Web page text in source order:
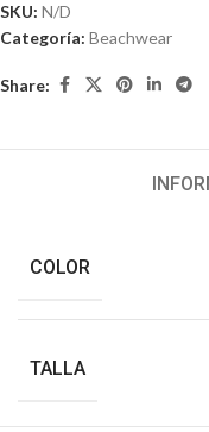
SKU: N/D
Categoría: Beachwear
Share:
COLOR
TALLA